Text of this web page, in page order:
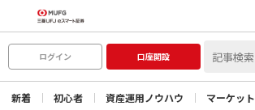
ログイン 口座開設
新着 初心者 資産運用ノウハウ マーケット